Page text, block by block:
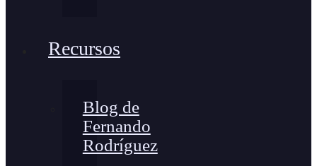
Recursos
Blog de
Fernando
Rodríguez